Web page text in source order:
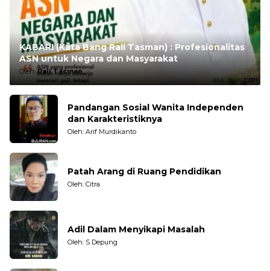
KABARI (Kata Bang Rali Tasman) : Profesionalitas
ASN untuk Negara dan Masyarakat
Oleh:Rali Tasman
Pandangan Sosial Wanita Independen
dan Karakteristiknya
Oleh: Arif Murdikanto
Patah Arang di Ruang Pendidikan
Oleh: Citra
Adil Dalam Menyikapi Masalah
Oleh: S Depung